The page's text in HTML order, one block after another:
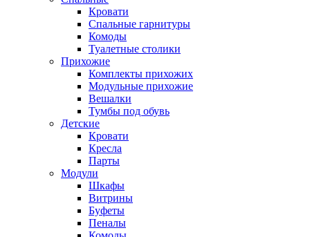
Кровати
Спальные гарнитуры
Комоды
Туалетные столики
Прихожие
Комплекты прихожих
Модульные прихожие
Вешалки
Тумбы под обувь
Детские
Кровати
Кресла
Парты
Модули
Шкафы
Витрины
Буфеты
Пеналы